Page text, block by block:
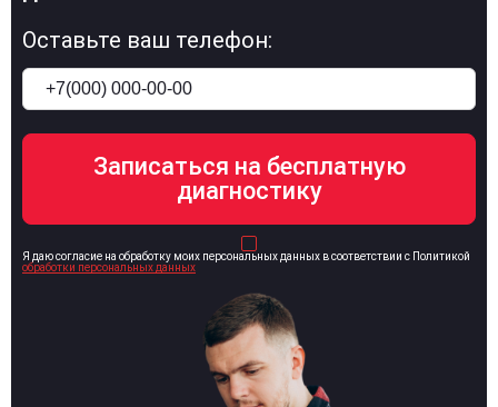
Оставьте ваш телефон:
Я даю согласие на обработку моих персональных данных в соответствии с Политикой
обработки персональных данных